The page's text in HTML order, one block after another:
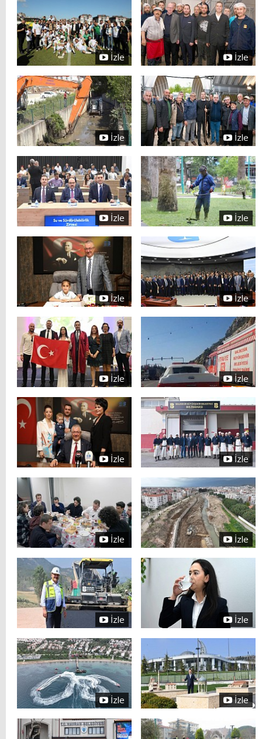
İzle İzle
İzle İzle
İzle İzle
İzle İzle
İzle İzle
İzle İzle
İzle İzle
İzle İzle
İzle İzle